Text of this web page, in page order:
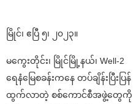
မြိုင်၊ ဧပြီ ၅၊ ၂၀၂၃။
မကွေးတိုင်း၊ မြိုင်မြို့နယ်၊ Well-2
ရေနံမြေစခန်းက‌နေ တပ်ချိန်းပြီးပြန်
ထွက်လာတဲ့ စစ်ကောင်စီအဖွဲ့တွေကို